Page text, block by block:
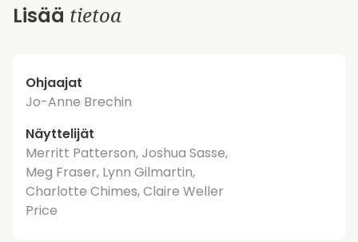
Lisää tietoa
Ohjaajat
Jo-Anne Brechin
Näyttelijät
Merritt Patterson, Joshua Sasse,
Meg Fraser, Lynn Gilmartin,
Charlotte Chimes, Claire Weller
Price